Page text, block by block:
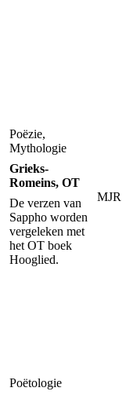
Poëzie,
Mythologie
Grieks-
Romeins, OT
De verzen van
Sappho worden
vergeleken met
het OT boek
Hooglied.
MJR
Poëtologie